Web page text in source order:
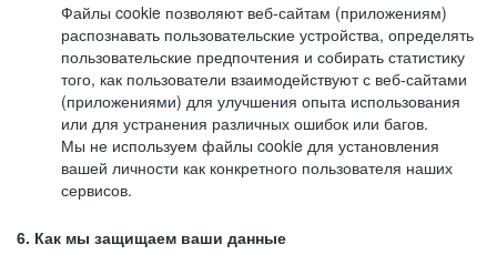
Файлы cookie позволяют веб-сайтам (приложениям)
распознавать пользовательские устройства, определять
пользовательские предпочтения и собирать статистику
того, как пользователи взаимодействуют с веб-сайтами
(приложениями) для улучшения опыта использования
или для устранения различных ошибок или багов.
Мы не используем файлы cookie для установления
вашей личности как конкретного пользователя наших
сервисов.
6. Как мы защищаем ваши данные